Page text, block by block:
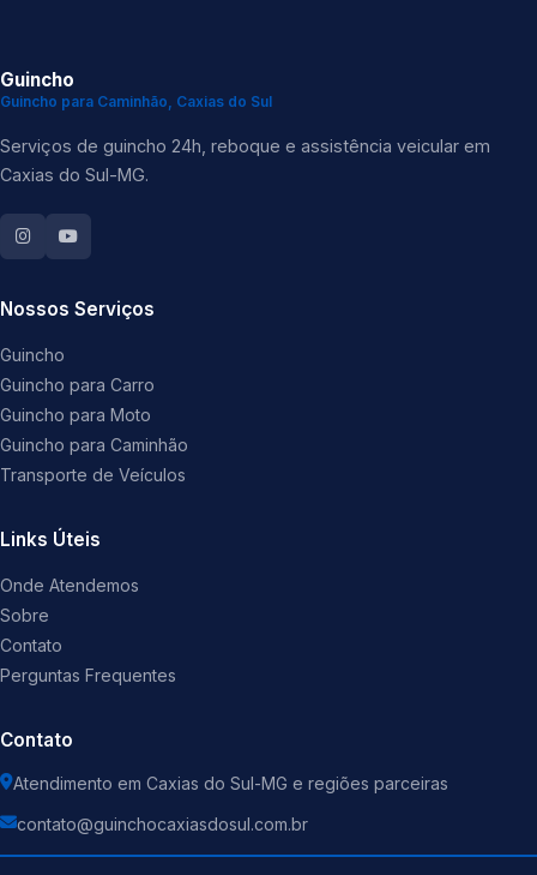
Guincho
Guincho para Caminhão, Caxias do Sul
Serviços de guincho 24h, reboque e assistência veicular em
Caxias do Sul-MG.
Nossos Serviços
Guincho
Guincho para Carro
Guincho para Moto
Guincho para Caminhão
Transporte de Veículos
Links Úteis
Onde Atendemos
Sobre
Contato
Perguntas Frequentes
Contato
Atendimento em Caxias do Sul-MG e regiões parceiras
contato@guinchocaxiasdosul.com.br